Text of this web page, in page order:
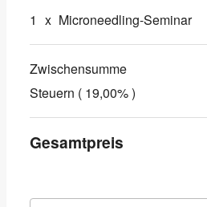
1 x Microneedling-Seminar
Zwischensumme
Steuern ( 19,00% )
Gesamtpreis